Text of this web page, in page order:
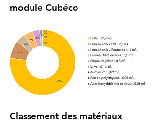
module Cubéco
Classement des matériaux